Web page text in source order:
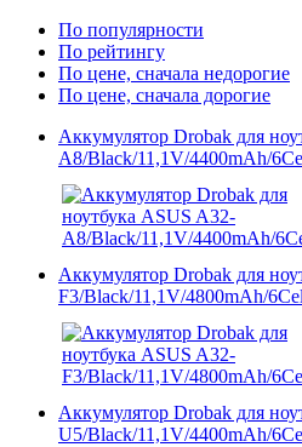
По популярности
По рейтингу
По цене, сначала недорогие
По цене, сначала дорогие
Аккумулятор Drobak для
A8/Black/11,1V/4400mAh/
Аккумулятор Drobak для
F3/Black/11,1V/4800mAh/
Аккумулятор Drobak для
U5/Black/11,1V/4400mAh/